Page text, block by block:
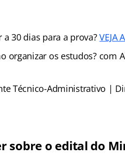
a 30 dias para a prova?VEJA
organizar os estudos? com
Técnico-Administrativo |
sobre o edital do